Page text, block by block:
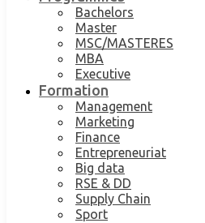
Bachelors
Master
MSC/MASTERES
MBA
Executive
Formation
Management
Marketing
Finance
Entrepreneuriat
Big data
RSE & DD
Supply Chain
Sport